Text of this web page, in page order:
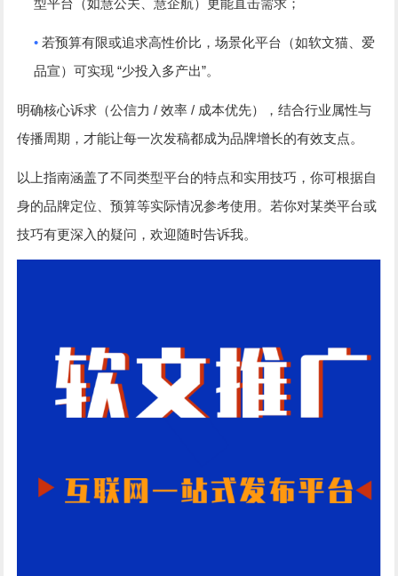
型平台（如慧公关、慧企航）更能直击需求；
• 若预算有限或追求高性价比，场景化平台（如软文猫、爱
品宣）可实现 “少投入多产出”。
明确核心诉求（公信力 /效率/ 成本优先），结合行业属性与
传播周期，才能让每一次发稿都成为品牌增长的有效支点。
以上指南涵盖了不同类型平台的特点和实用技巧，你可根据自
身的品牌定位、预算等实际情况参考使用。若你对某类平台或
技巧有更深入的疑问，欢迎随时告诉我。